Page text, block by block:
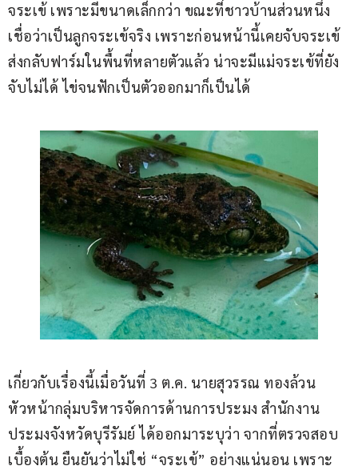
จระเข้ เพราะมีขนาดเล็กกว่า ขณะที่ชาวบ้านส่วนหนึ่ง
เชื่อว่าเป็นลูกจระเข้จริง เพราะก่อนหน้านี้เคยจับจระเข้
ส่งกลับฟาร์มในพื้นที่หลายตัวแล้ว น่าจะมีแม่จระเข้ที่ยัง
จับไม่ได้ ไข่จนฟักเป็นตัวออกมาก็เป็นได้
เกี่ยวกับเรื่องนี้เมื่อวันที่ 3 ต.ค. นายสุวรรณ ทองล้วน
หัวหน้ากลุ่มบริหารจัดการด้านการประมง สำนักงาน
ประมงจังหวัดบุรีรัมย์ ได้ออกมาระบุว่า จากที่ตรวจสอบ
เบื้องต้น ยืนยันว่าไม่ใช่ “จระเข้” อย่างแน่นอน เพราะ